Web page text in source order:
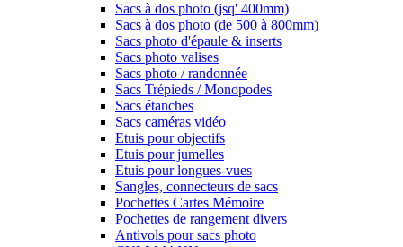
Sacs à dos photo (jsq' 400mm)
Sacs à dos photo (de 500 à 800mm)
Sacs photo d'épaule & inserts
Sacs photo valises
Sacs photo / randonnée
Sacs Trépieds / Monopodes
Sacs étanches
Sacs caméras vidéo
Etuis pour objectifs
Etuis pour jumelles
Etuis pour longues-vues
Sangles, connecteurs de sacs
Pochettes Cartes Mémoire
Pochettes de rangement divers
Antivols pour sacs photo